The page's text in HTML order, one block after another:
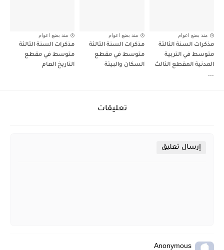
منذ بضع اعوام
مذكرات السنة الثالثة
متوسط في التربية
المدنية المقطع الثالث
...
منذ بضع اعوام
مذكرات السنة الثالثة
متوسط في مقطع
السكان والبيئة
منذ بضع اعوام
مذكرات السنة الثالثة
متوسط في مقطع
التاريخ العام
تعليقات
إرسال تعليق
Anonymous